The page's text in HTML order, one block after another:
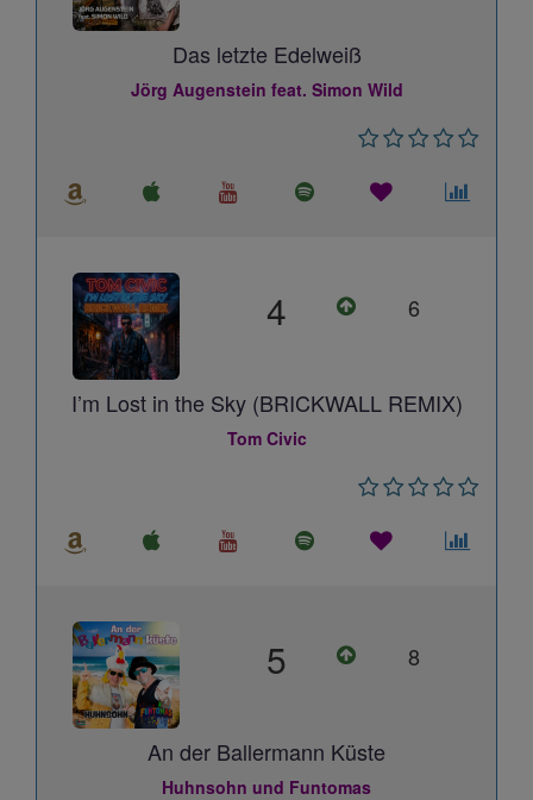
Das letzte Edelweiß
Jörg Augenstein feat. Simon Wild
4 6
I’m Lost in the Sky (BRICKWALL REMIX)
Tom Civic
5 8
An der Ballermann Küste
Huhnsohn und Funtomas